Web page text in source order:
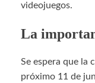
videojuegos.
La
Se espera que la
próximo 11 de